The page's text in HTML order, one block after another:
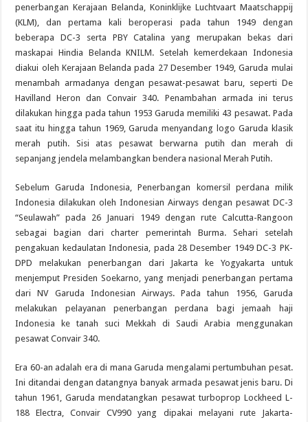
penerbangan Kerajaan Belanda, Koninklijke Luchtvaart Maatschappij
(KLM), dan pertama kali beroperasi pada tahun 1949 dengan
beberapa DC-3 serta PBY Catalina yang merupakan bekas dari
maskapai Hindia Belanda KNILM. Setelah kemerdekaan Indonesia
diakui oleh Kerajaan Belanda pada 27 Desember 1949, Garuda mulai
menambah armadanya dengan pesawat-pesawat baru, seperti De
Havilland Heron dan Convair 340. Penambahan armada ini terus
dilakukan hingga pada tahun 1953 Garuda memiliki 43 pesawat. Pada
saat itu hingga tahun 1969, Garuda menyandang logo Garuda klasik
merah putih. Sisi atas pesawat berwarna putih dan merah di
sepanjang jendela melambangkan bendera nasional Merah Putih.
Sebelum Garuda Indonesia, Penerbangan komersil perdana milik
Indonesia dilakukan oleh Indonesian Airways dengan pesawat DC-3
“Seulawah” pada 26 Januari 1949 dengan rute Calcutta-Rangoon
sebagai bagian dari charter pemerintah Burma. Sehari setelah
pengakuan kedaulatan Indonesia, pada 28 Desember 1949 DC-3 PK-
DPD melakukan penerbangan dari Jakarta ke Yogyakarta untuk
menjemput Presiden Soekarno, yang menjadi penerbangan pertama
dari NV Garuda Indonesian Airways. Pada tahun 1956, Garuda
melakukan pelayanan penerbangan perdana bagi jemaah haji
Indonesia ke tanah suci Mekkah di Saudi Arabia menggunakan
pesawat Convair 340.
Era 60-an adalah era di mana Garuda mengalami pertumbuhan pesat.
Ini ditandai dengan datangnya banyak armada pesawat jenis baru. Di
tahun 1961, Garuda mendatangkan pesawat turboprop Lockheed L-
188 Electra, Convair CV990 yang dipakai melayani rute Jakarta-